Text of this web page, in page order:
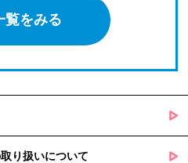
覧をみる
り扱いについて